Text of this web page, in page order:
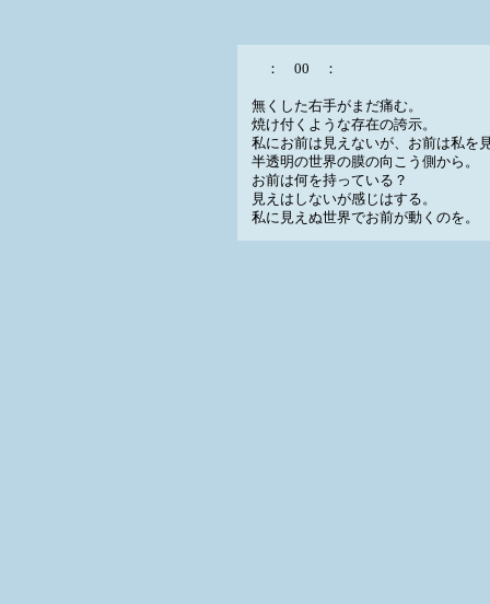
： 00 ：
無くした右手がまだ痛む。
焼け付くような存在の誇示。
私にお前は見えないが、お前は私を
半透明の世界の膜の向こう側から。
お前は何を持っている？
見えはしないが感じはする。
私に見えぬ世界でお前が動くのを。